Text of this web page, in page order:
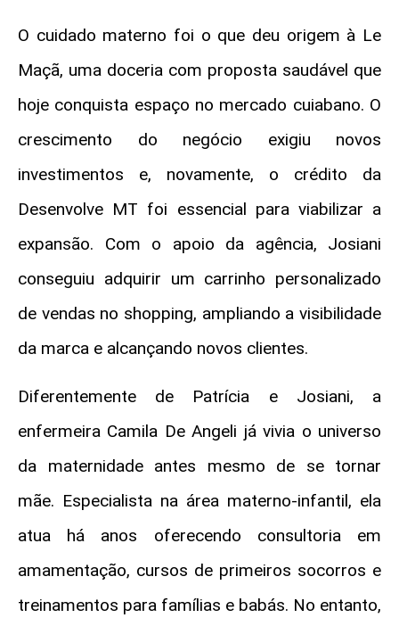
O cuidado materno foi o que deu origem à Le
Maçã, uma doceria com proposta saudável que
hoje conquista espaço no mercado cuiabano. O
crescimento do negócio exigiu novos
investimentos e, novamente, o crédito da
Desenvolve MT foi essencial para viabilizar a
expansão. Com o apoio da agência, Josiani
conseguiu adquirir um carrinho personalizado
de vendas no shopping, ampliando a visibilidade
da marca e alcançando novos clientes.
Diferentemente de Patrícia e Josiani, a
enfermeira Camila De Angeli já vivia o universo
da maternidade antes mesmo de se tornar
mãe. Especialista na área materno-infantil, ela
atua há anos oferecendo consultoria em
amamentação, cursos de primeiros socorros e
treinamentos para famílias e babás. No entanto,